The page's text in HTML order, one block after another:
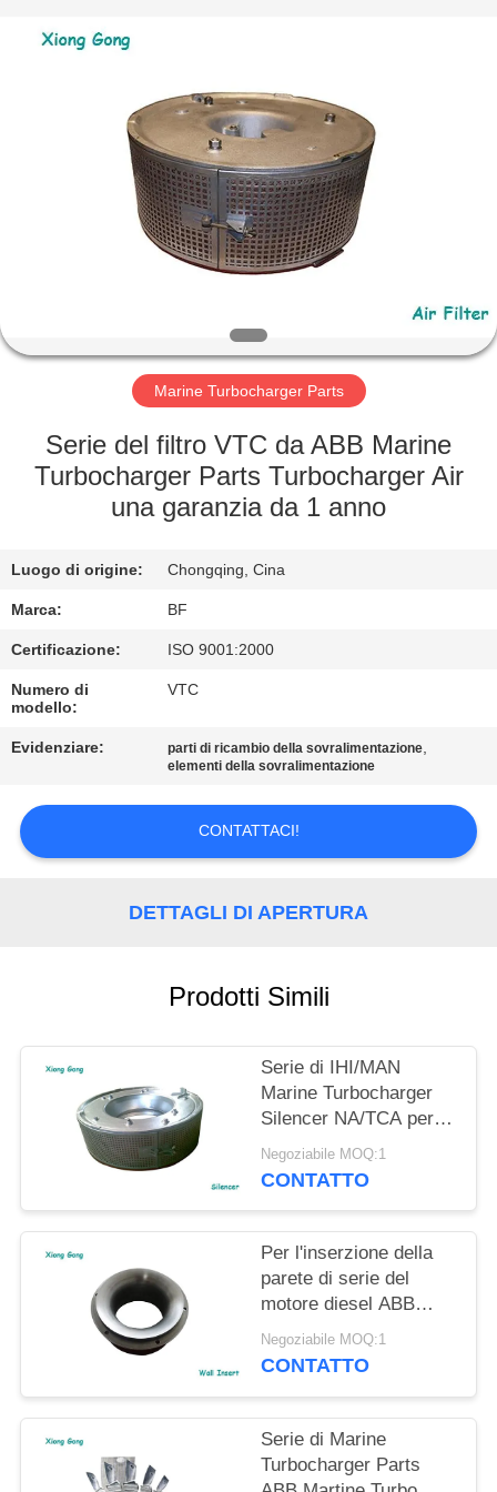
PRODOTTI
GIRO
FABBRICA
CONTROLLO
QUALITÀ
CONTATTICI
NOTIZIE
DEL
SITO
Electrical
Marine Turbocharger Parts
Serie del filtro VTC da ABB Marine
Turbocharger Parts Turbocharger Air
una garanzia da 1 anno
Luogo di origine: Chongqing, Cina
Marca: BF
Certificazione: ISO 9001:2000
Numero di
modello:
VTC
Evidenziare: parti di ricambio della sovralimentazione,
elementi della sovralimentazione
CONTATTACI!
DETTAGLI DI APERTURA
Prodotti Simili
Serie di IHI/MAN
Marine Turbocharger
Silencer NA/TCA per il
motore diesel della
nave
Negoziabile MOQ:1
CONTATTO
Per l'inserzione della
parete di serie del
motore diesel ABB
Marine Turbocharger
Parts VTC della nave
Negoziabile MOQ:1
CONTATTO
Serie di Marine
Turbocharger Parts